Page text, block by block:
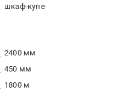
шкаф-купе
2400 мм
450 мм
1800 м